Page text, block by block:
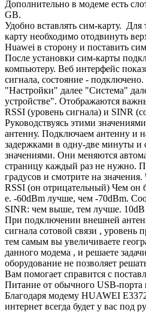
Дополнительно в модеме есть
GB.
Удобно вставлять сим-карту. Для
карту необходимо отодвинуть
Huawei в сторону и поставить
После установки сим-карты
компьютеру. Веб интерфейс
сигнала, состояние -
"Настройки" далее "Система"
устройстве". Отображаются
RSSI (уровень сигнала) и SINR
Руководствуясь этими
антенну. Подключаем антенну и
задержками в одну-две минуты и
значениями. Они меняются
страницу каждый раз не нужно.
градусов и смотрите на
RSSI (он отрицательный) Чем он
е. -60dBm лучше, чем -70dBm.
SINR: чем выше, тем лучше.
При подключении внешней
сигнала сотовой связи , уровень
тем самым вы увеличиваете
данного модема , и решаете
оборудование не позволяет
Вам помогает справится с
Питание от обычного USB-порта
Благодаря модему HUAWEI
интернет всегда будет у вас под